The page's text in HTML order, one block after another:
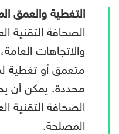
التغطية والعمق
الصحافة التقنية
والاتجاهات
متعمق أو تغطية
محددة. يمكن أن
الصحافة التقنية
المصلحة.